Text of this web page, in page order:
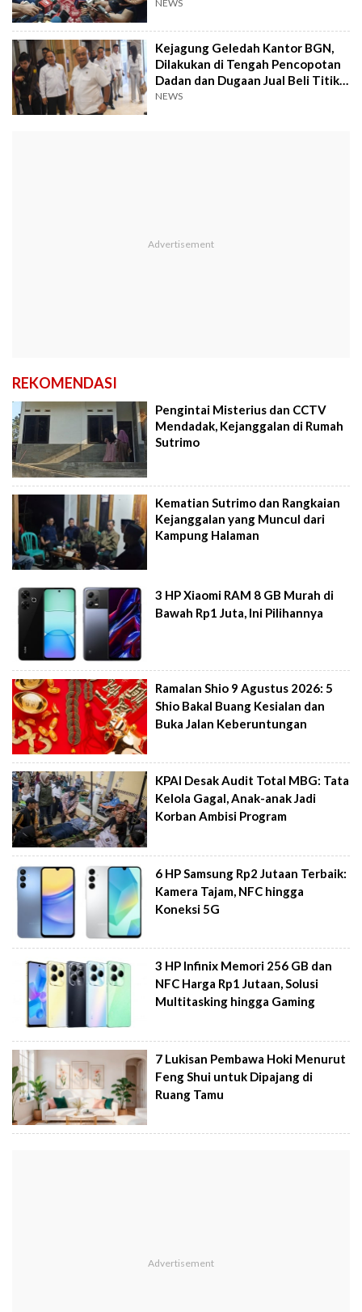
NEWS
Kejagung Geledah Kantor BGN,
Dilakukan di Tengah Pencopotan
Dadan dan Dugaan Jual Beli Titik
MBG
NEWS
REKOMENDASI
Pengintai Misterius dan CCTV
Mendadak, Kejanggalan di Rumah
Sutrimo
Kematian Sutrimo dan Rangkaian
Kejanggalan yang Muncul dari
Kampung Halaman
3 HP Xiaomi RAM 8 GB Murah di
Bawah Rp1 Juta, Ini Pilihannya
Ramalan Shio 9 Agustus 2026: 5
Shio Bakal Buang Kesialan dan
Buka Jalan Keberuntungan
KPAI Desak Audit Total MBG: Tata
Kelola Gagal, Anak-anak Jadi
Korban Ambisi Program
6 HP Samsung Rp2 Jutaan Terbaik:
Kamera Tajam, NFC hingga
Koneksi 5G
3 HP Infinix Memori 256 GB dan
NFC Harga Rp1 Jutaan, Solusi
Multitasking hingga Gaming
7 Lukisan Pembawa Hoki Menurut
Feng Shui untuk Dipajang di
Ruang Tamu